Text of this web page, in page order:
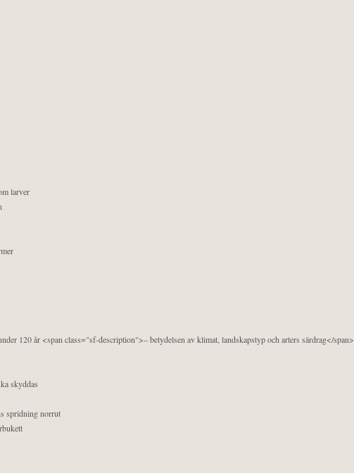
larver
120 år <span class="sf-description">– betydelsen av klimat, landskapstyp och arters särdrag</span>
skyddas
spridning norrut